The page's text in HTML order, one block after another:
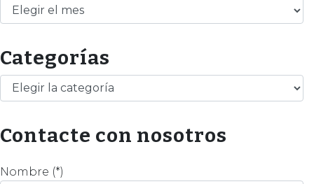
Archivos
Categorías
Categorías
Contacte con nosotros
Nombre (*)